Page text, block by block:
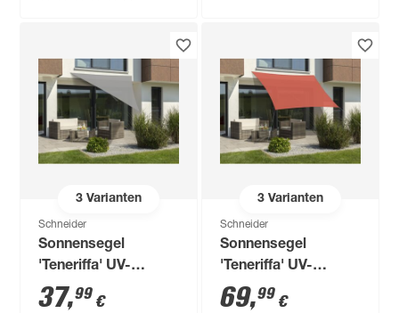
3Varianten
Schneider
Sonnensegel
'Teneriffa' UV-
beständig 360 x 360
x 360 cm
37,99 €
3Varianten
Schneider
Sonnensegel
'Teneriffa' UV-
beständig 360 x 360
cm
69,99 €